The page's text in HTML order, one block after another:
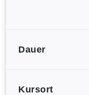
Dauer
Kursort